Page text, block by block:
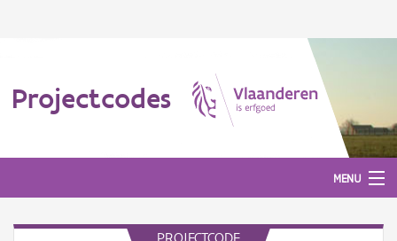
Projectcodes
MENU